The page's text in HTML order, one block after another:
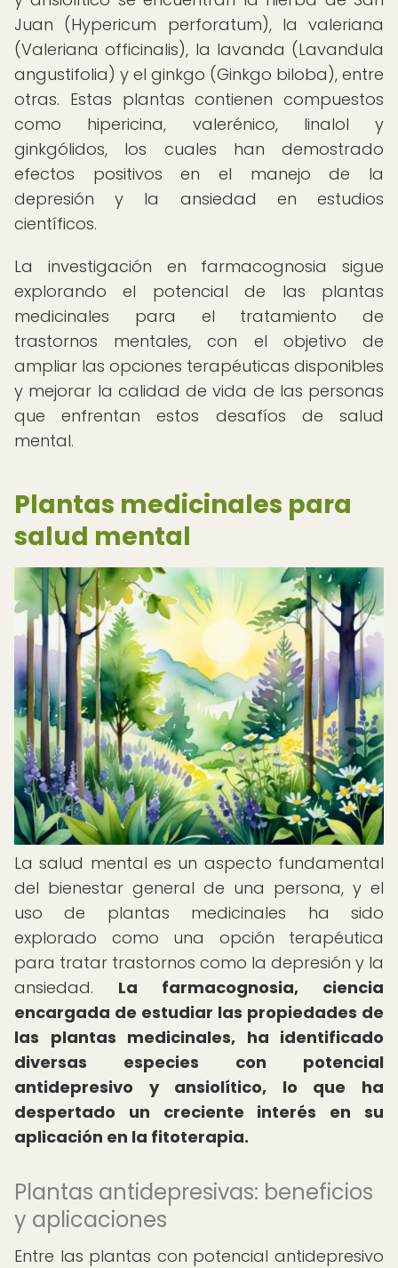
Juan (Hypericum perforatum), la valeriana
(Valeriana officinalis), la lavanda (Lavandula
angustifolia) y el ginkgo (Ginkgo biloba), entre
otras. Estas plantas contienen compuestos
como hipericina, valerénico, linalol y
ginkgólidos, los cuales han demostrado
efectos positivos en el manejo de la
depresión y la ansiedad en estudios
científicos.
La investigación en farmacognosia sigue
explorando el potencial de las plantas
medicinales para el tratamiento de
trastornos mentales, con el objetivo de
ampliar las opciones terapéuticas disponibles
y mejorar la calidad de vida de las personas
que enfrentan estos desafíos de salud
mental.
Plantas medicinales para
salud mental
La salud mental es un aspecto fundamental
del bienestar general de una persona, y el
uso de plantas medicinales ha sido
explorado como una opción terapéutica
para tratar trastornos como la depresión y la
ansiedad. La farmacognosia, ciencia
encargada de estudiar las propiedades de
las plantas medicinales, ha identificado
diversas especies con potencial
antidepresivo y ansiolítico, lo que ha
despertado un creciente interés en su
aplicación en la fitoterapia.
Plantas antidepresivas: beneficios
y aplicaciones
Entre las plantas con potencial antidepresivo